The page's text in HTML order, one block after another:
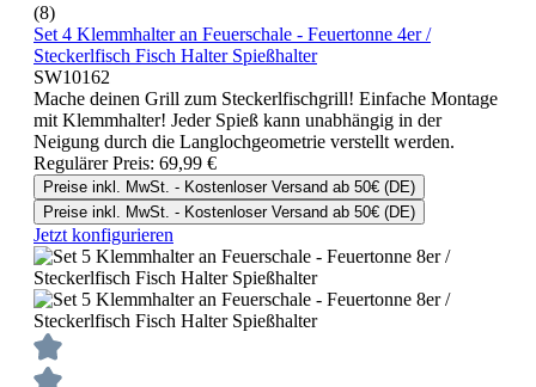
(8)
Set 4 Klemmhalter an Feuerschale - Feuertonne 4er /
Steckerlfisch Fisch Halter Spießhalter
SW10162
Mache deinen Grill zum Steckerlfischgrill! Einfache Montage
mit Klemmhalter! Jeder Spieß kann unabhängig in der
Neigung durch die Langlochgeometrie verstellt werden.
Regulärer Preis: 69,99 €
Preise inkl. MwSt. - Kostenloser Versand ab 50€ (DE)
Preise inkl. MwSt. - Kostenloser Versand ab 50€ (DE)
Jetzt konfigurieren